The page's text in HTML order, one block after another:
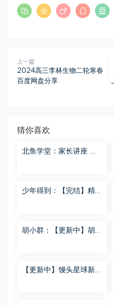
上一篇
2024高三李林生物二轮寒春
百度网盘分享
猜你喜欢
北鱼学堂：家长讲座 百
少年得到：【完结】精
胡小群：【更新中】胡
【更新中】馒头星球新